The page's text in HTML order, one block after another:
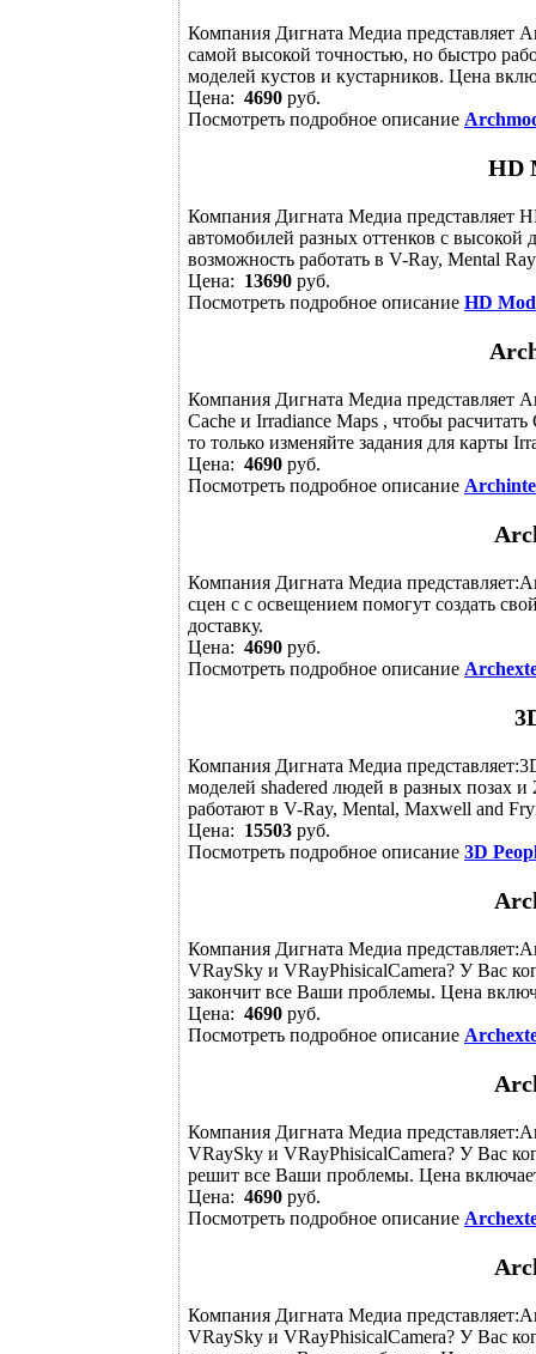
Компания Дигната Медиа представляет
самой высокой точностью, но быстро
моделей кустов и кустарников. Цена
Цена: 4690 руб.
Посмотреть подробное описание
HD
Компания Дигната Медиа представляет
автомобилей разных оттенков с
возможность работать в V-Ray, Mental
Цена: 13690 руб.
Посмотреть подробное описание HD
Компания Дигната Медиа представляет
Cache и Irradiance Maps , чтобы
то только изменяйте задания для карты
Цена: 4690 руб.
Посмотреть подробное описание
Компания Дигната Медиа
сцен c с освещением помогут создать
доставку.
Цена: 4690 руб.
Посмотреть подробное описание
Компания Дигната Медиа
моделей shadered людей в разных позах
работают в V-Ray, Mental, Maxwell and
Цена: 15503 руб.
Посмотреть подробное описание 3D
Компания Дигната Медиа
VRaySky и VRayPhisicalCamera? У Вас
закончит все Ваши проблемы. Цена
Цена: 4690 руб.
Посмотреть подробное описание
Компания Дигната Медиа
VRaySky и VRayPhisicalCamera? У Вас
решит все Ваши проблемы. Цена
Цена: 4690 руб.
Посмотреть подробное описание
Компания Дигната Медиа
VRaySky и VRayPhisicalCamera? У Вас